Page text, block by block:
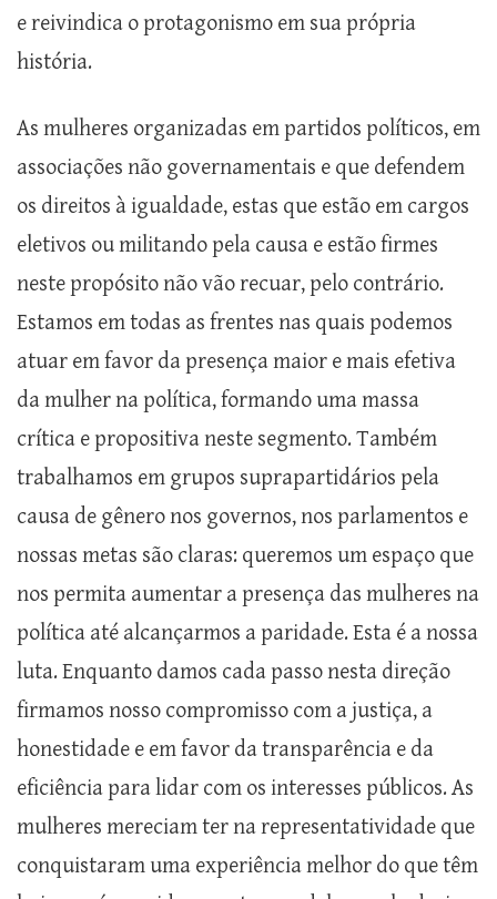
e reivindica o protagonismo em sua própria
história.
As mulheres organizadas em partidos políticos, em
associações não governamentais e que defendem
os direitos à igualdade, estas que estão em cargos
eletivos ou militando pela causa e estão firmes
neste propósito não vão recuar, pelo contrário.
Estamos em todas as frentes nas quais podemos
atuar em favor da presença maior e mais efetiva
da mulher na política, formando uma massa
crítica e propositiva neste segmento. Também
trabalhamos em grupos suprapartidários pela
causa de gênero nos governos, nos parlamentos e
nossas metas são claras: queremos um espaço que
nos permita aumentar a presença das mulheres na
política até alcançarmos a paridade. Esta é a nossa
luta. Enquanto damos cada passo nesta direção
firmamos nosso compromisso com a justiça, a
honestidade e em favor da transparência e da
eficiência para lidar com os interesses públicos. As
mulheres mereciam ter na representatividade que
conquistaram uma experiência melhor do que têm